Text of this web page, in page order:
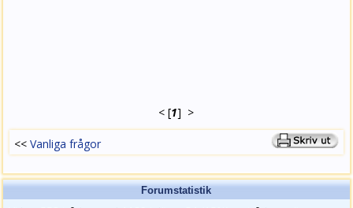
<[1] >
<< Vanliga frågor
Forumstatistik